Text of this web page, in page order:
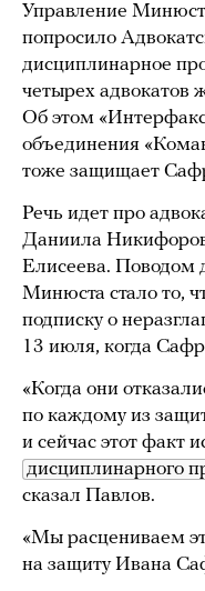
Управление
попросило
дисциплинарное
четырех адвокатов
Об этом
объединения
тоже защищает
Речь идет про
Даниила
Елисеева. Поводом
Минюста стало то,
подписку о
13 июля, когда
«Когда они
по каждому из
и сейчас этот факт
дисциплинарного
сказал Павлов.
«Мы расцениваем
на защиту Ивана